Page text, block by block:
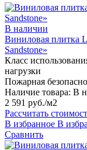
В наличии
Виниловая плитка
Sandstone»
Класс
нагрузки
Пожарная
Наличие товара: В
2 591 руб./м2
Рассчитать
В избранное В
Сравнить